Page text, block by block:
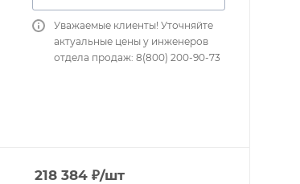
Уважаемые клиенты! Уточняйте
актуальные цены у инженеров
отдела продаж: 8(800) 200-90-73
218 384 ₽/шт